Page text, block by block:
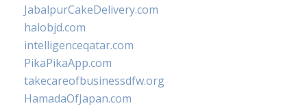
JabalpurCakeDelivery.com
halobjd.com
intelligenceqatar.com
PikaPikaApp.com
takecareofbusinessdfw.org
HamadaOfJapan.com